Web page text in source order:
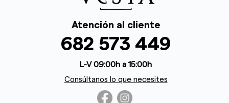
Atención al cliente
682 573 449
L-V 09:00h a 15:00h
Consúltanos lo que necesites